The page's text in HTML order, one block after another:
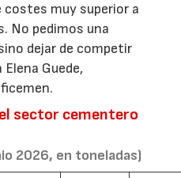
muy superior a
No pedimos una
dejar de competir
Guede,
sector cementero
2026, en toneladas)